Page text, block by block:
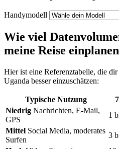
Handymodell
Wie viel
meine Reise
Hier ist eine Referenztabelle, die
Uganda besser einzuschätzen:
Typische Nutzung 7
Niedrig Nachrichten, E-Mail,
GPS
1
Mittel Social Media, moderates
Surfen
3